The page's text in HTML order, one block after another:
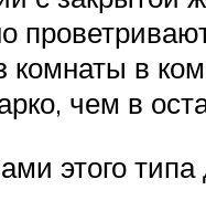
комнаты в
чем в
этого